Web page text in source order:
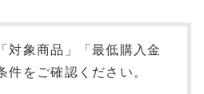
対象商品」「最低購入金
件をご確認ください。